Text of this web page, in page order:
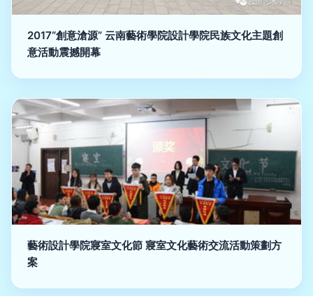
2017“創意滄源” 云南藝術學院設計學院民族文化主題創
意活動震撼開幕
藝術設計學院寢室文化節 寢室文化藝術交流活動策劃方
案